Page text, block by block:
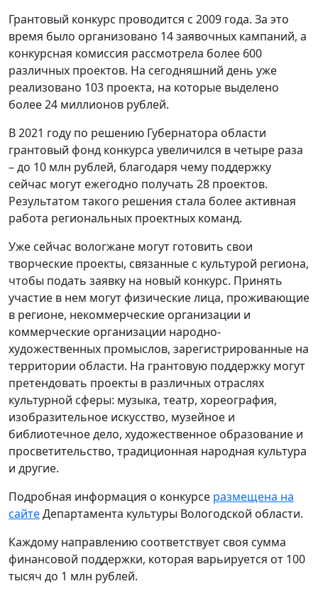
Грантовый конкурс проводится с 2009 года. За это
время было организовано 14 заявочных кампаний, а
конкурсная комиссия рассмотрела более 600
различных проектов. На сегодняшний день уже
реализовано 103 проекта, на которые выделено
более 24 миллионов рублей.
В 2021 году по решению Губернатора области
грантовый фонд конкурса увеличился в четыре раза
– до 10 млн рублей, благодаря чему поддержку
сейчас могут ежегодно получать 28 проектов.
Результатом такого решения стала более активная
работа региональных проектных команд.
Уже сейчас вологжане могут готовить свои
творческие проекты, связанные с культурой региона,
чтобы подать заявку на новый конкурс. Принять
участие в нем могут физические лица, проживающие
в регионе, некоммерческие организации и
коммерческие организации народно-
художественных промыслов, зарегистрированные на
территории области. На грантовую поддержку могут
претендовать проекты в различных отраслях
культурной сферы: музыка, театр, хореография,
изобразительное искусство, музейное и
библиотечное дело, художественное образование и
просветительство, традиционная народная культура
и другие.
Подробная информация о конкурсе размещена на
сайтеДепартамента культуры Вологодской области.
Каждому направлению соответствует своя сумма
финансовой поддержки, которая варьируется от 100
тысяч до 1 млн рублей.